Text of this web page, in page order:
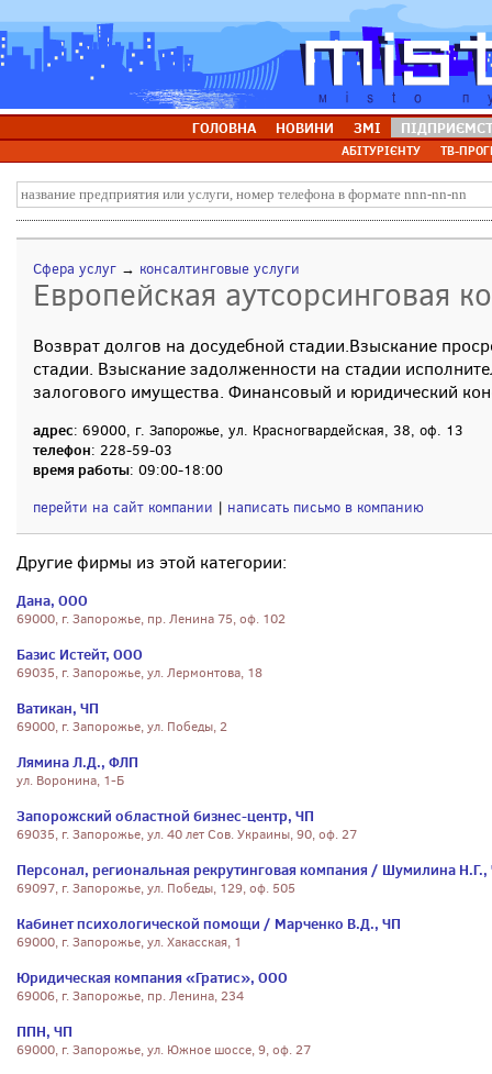
ГОЛОВНА НОВИНИ ЗМІ
АБІТУРІЄНТУ ТВ-
Сфера услуг → консалтинговые услуги
Европейская аутсорсинговая
Возврат долгов на досудебной стадии.Взыскание
стадии. Взыскание задолженности на стадии
залогового имущества. Финансовый и юридический
адрес: 69000, г. Запорожье, ул. Красногвардейская, 38, оф. 13
телефон: 228-59-03
время работы: 09:00-18:00
перейти на сайт компании | написать письмо в компанию
Другие фирмы из этой категории:
Дана, ООО
69000, г. Запорожье, пр. Ленина 75, оф. 102
Базис Истейт, ООО
69035, г. Запорожье, ул. Лермонтова, 18
Ватикан, ЧП
69000, г. Запорожье, ул. Победы, 2
Лямина Л.Д., ФЛП
ул. Воронина, 1-Б
Запорожский областной бизнес-центр, ЧП
69035, г. Запорожье, ул. 40 лет Сов. Украины, 90, оф. 27
Персонал, региональная рекрутинговая компания / Шумилина
69097, г. Запорожье, ул. Победы, 129, оф. 505
Кабинет психологической помощи / Марченко В.Д., ЧП
69000, г. Запорожье, ул. Хакасская, 1
Юридическая компания «Гратис», ООО
69006, г. Запорожье, пр. Ленина, 234
ППН, ЧП
69000, г. Запорожье, ул. Южное шоссе, 9, оф. 27